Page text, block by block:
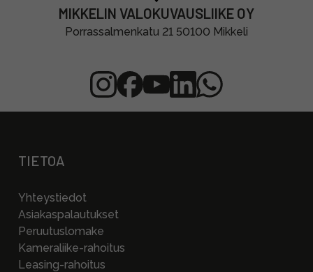
MIKKELIN VALOKUVAUSLIIKE OY
Porrassalmenkatu 21 50100 Mikkeli
TIETOA
Yhteystiedot
Asiakaspalautukset
Peruutuslomake
Kameraliike-rahoitus
Leasing-rahoitus